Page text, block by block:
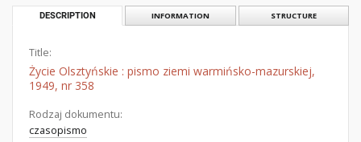
DESCRIPTION INFORMATION STRUCTURE
Title:
Życie Olsztyńskie : pismo ziemi warmińsko-mazurskiej,
1949, nr 358
Rodzaj dokumentu:
czasopismo